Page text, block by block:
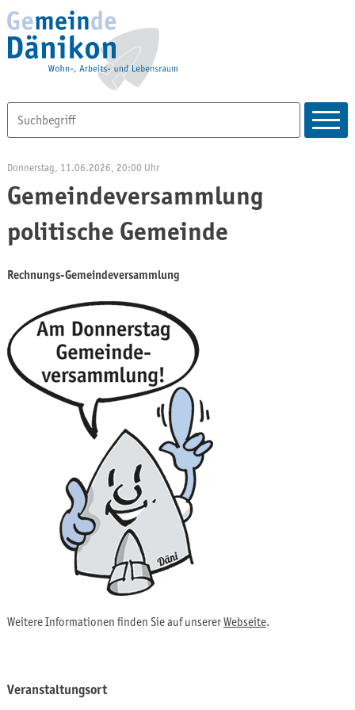
Gemeindeversammlung
politische Gemeinde
Donnerstag, 11.06.2026 , 20:00 Uhr
Rechnungs-Gemeindeversammlung
Weitere Informationen finden Sie auf unsererWebseite.
Veranstaltungsort